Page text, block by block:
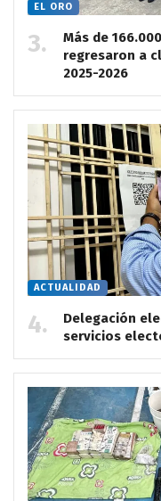
EL ORO
Más de
regresaron a
2025-2026
ACTUALIDAD
Delegación
servicios